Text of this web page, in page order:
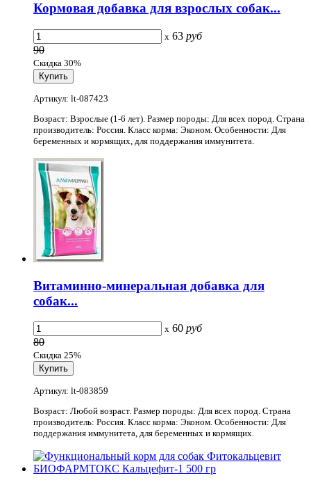
Кормовая добавка для взрослых собак...
x 63 руб
90
Скидка 30%
Артикул: lt-087423
Возраст: Взрослые (1-6 лет). Размер породы: Для всех пород. Страна
производитель: Россия. Класс корма: Эконом. Особенности: Для
беременных и кормящих, для поддержания иммунитета.
Витаминно-минеральная добавка для
собак...
x 60 руб
80
Скидка 25%
Артикул: lt-083859
Возраст: Любой возраст. Размер породы: Для всех пород. Страна
производитель: Россия. Класс корма: Эконом. Особенности: Для
поддержания иммунитета, для беременных и кормящих.